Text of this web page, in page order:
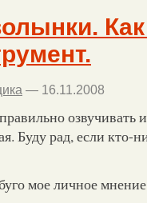
— 16.11.2008
Буду рад, если кто-
мое личное